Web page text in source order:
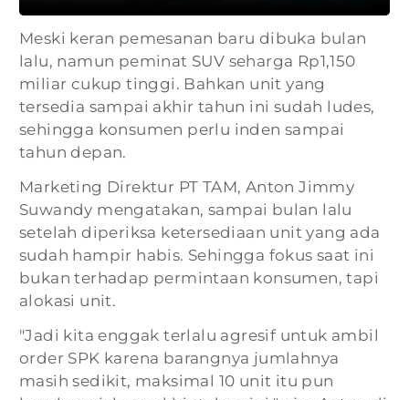
Meski keran pemesanan baru dibuka bulan
lalu, namun peminat SUV seharga Rp1,150
miliar cukup tinggi. Bahkan unit yang
tersedia sampai akhir tahun ini sudah ludes,
sehingga konsumen perlu inden sampai
tahun depan.
Marketing Direktur PT TAM, Anton Jimmy
Suwandy mengatakan, sampai bulan lalu
setelah diperiksa ketersediaan unit yang ada
sudah hampir habis. Sehingga fokus saat ini
bukan terhadap permintaan konsumen, tapi
alokasi unit.
"Jadi kita enggak terlalu agresif untuk ambil
order SPK karena barangnya jumlahnya
masih sedikit, maksimal 10 unit itu pun